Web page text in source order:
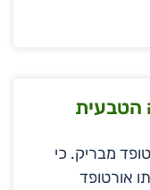
הטבעית
מבריק. כי
אורטופד